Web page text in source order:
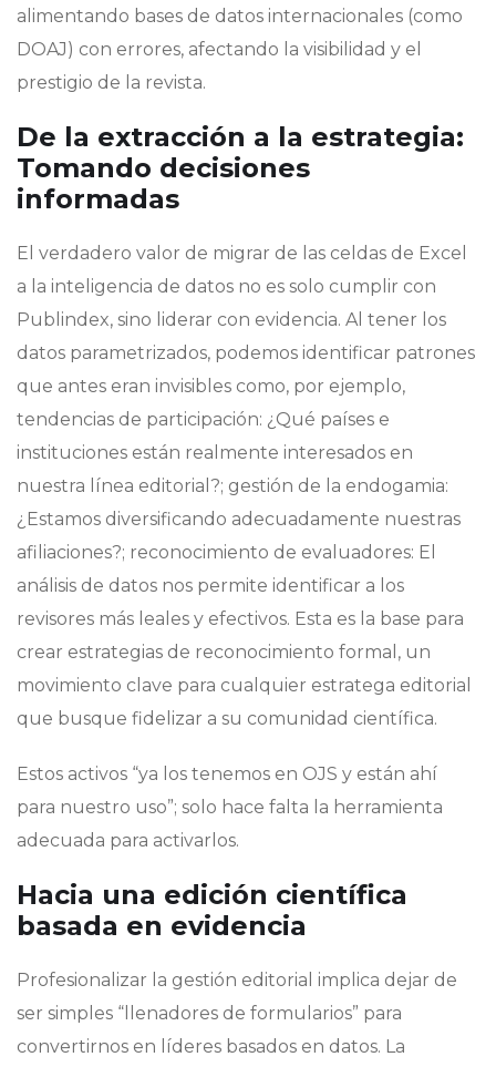
alimentando bases de datos internacionales (como
DOAJ) con errores, afectando la visibilidad y el
prestigio de la revista.
De la extracción a la estrategia:
Tomando decisiones
informadas
El verdadero valor de migrar de las celdas de Excel
a la inteligencia de datos no es solo cumplir con
Publindex, sino liderar con evidencia. Al tener los
datos parametrizados, podemos identificar patrones
que antes eran invisibles como, por ejemplo,
tendencias de participación: ¿Qué países e
instituciones están realmente interesados en
nuestra línea editorial?; gestión de la endogamia:
¿Estamos diversificando adecuadamente nuestras
afiliaciones?; reconocimiento de evaluadores: El
análisis de datos nos permite identificar a los
revisores más leales y efectivos. Esta es la base para
crear estrategias de reconocimiento formal, un
movimiento clave para cualquier estratega editorial
que busque fidelizar a su comunidad científica.
Estos activos “ya los tenemos en OJS y están ahí
para nuestro uso”; solo hace falta la herramienta
adecuada para activarlos.
Hacia una edición científica
basada en evidencia
Profesionalizar la gestión editorial implica dejar de
ser simples “llenadores de formularios” para
convertirnos en líderes basados en datos. La